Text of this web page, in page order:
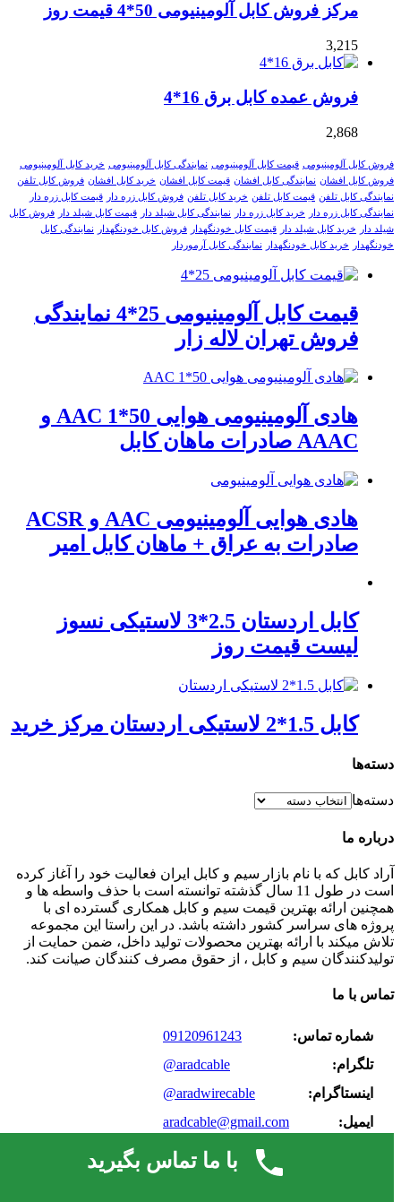
مرکز فروش کابل آلومینیومی 50*4 قیمت روز
3,215
فروش عمده کابل برق 16*4
2,868
فروش کابل آلومینیومی قیمت کابل آلومینیومی نمایندگی کابل آلومینیومی خرید کابل آلومینیومی
فروش کابل افشان نمایندگی کابل افشان قیمت کابل افشان خرید کابل افشان فروش کابل تلفن
نمایندگی کابل تلفن قیمت کابل تلفن خرید کابل تلفن فروش کابل زره دار
قیمت کابل زره دار
نمایندگی کابل زره دار
خرید کابل زره دار نمایندگی کابل شیلد دار قیمت کابل شیلد دار
فروش کابل
شیلد دار
خرید کابل شیلد دار قیمت کابل خودنگهدار فروش کابل خودنگهدار
نمایندگی کابل
خودنگهدار
خرید کابل خودنگهدار نمایندگی کابل آرموردار
قیمت کابل آلومینیومی 25*4 نمایندگی
فروش تهران لاله زار
هادی آلومینیومی هوایی 50*1 AAC و
AAAC صادرات ماهان کابل
هادی هوایی آلومینیومی AAC و ACSR
صادرات به عراق + ماهان کابل امیر
کابل اردستان 2.5*3 لاستیکی نسوز
لیست قیمت روز
کابل 1.5*2 لاستیکی اردستان مرکز خرید
دسته‌ها
دسته‌ها
درباره ما
آراد کابل که با نام بازار سیم و کابل ایران فعالیت خود را آغاز کرده
است در طول 11 سال گذشته توانسته است با حذف واسطه ها و
همچنین ارائه بهترین قیمت سیم و کابل همکاری گسترده ای با
پروژه های سراسر کشور داشته باشد. در این راستا این مجموعه
تلاش میکند با ارائه بهترین محصولات تولید داخل، ضمن حمایت از
تولیدکنندگان سیم و کابل ، از حقوق مصرف کنندگان صیانت کند.
تماس با ما
شماره تماس:
09120961243
تلگرام:
@aradcable
اینستاگرام:
@aradwirecable
ایمیل:
aradcable@gmail.com
با ما تماس بگیرید